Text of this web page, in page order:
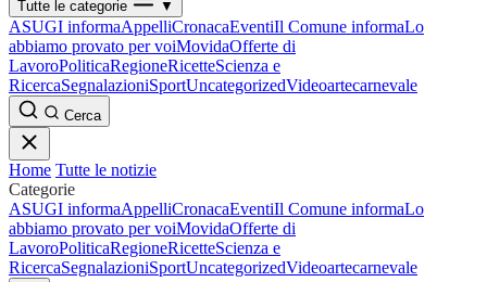
Tutte le categorie ▼
ASUGI informaAppelliCronacaEventiIl Comune informaLo
abbiamo provato per voiMovidaOfferte di
LavoroPoliticaRegioneRicetteScienza e
RicercaSegnalazioniSportUncategorizedVideoartecarnevale
Cerca
Home Tutte le notizie
Categorie
ASUGI informaAppelliCronacaEventiIl Comune informaLo
abbiamo provato per voiMovidaOfferte di
LavoroPoliticaRegioneRicetteScienza e
RicercaSegnalazioniSportUncategorizedVideoartecarnevale